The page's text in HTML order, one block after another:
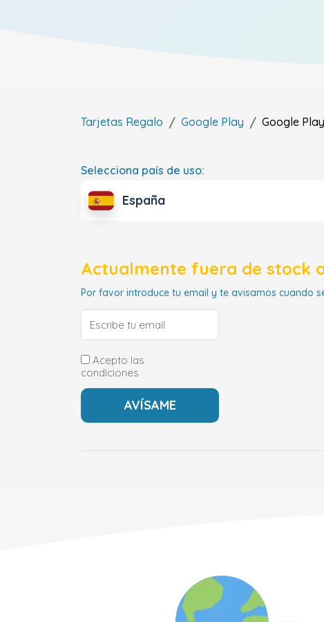
Tarjetas Regalo Google Play Google Play
Selecciona país de uso:
España
Actualmente fuera de stock
Por favor introduce tu email y te avisamos cuando
Acepto las
condiciones